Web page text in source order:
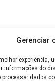
Gerenciar
informações do
dados